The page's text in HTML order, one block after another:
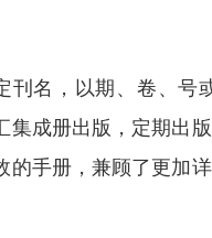
名，以期、卷、
成册出版，定期出
手册，兼顾了更加